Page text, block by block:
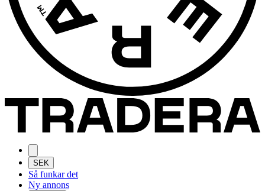
SEK
Så funkar det
Ny annons